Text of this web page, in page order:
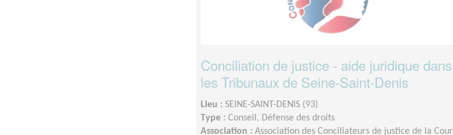
Conciliation de justice - aide juridique dans
les Tribunaux de Seine-Saint-Denis
Lieu : SEINE-SAINT-DENIS (93)
Type : Conseil, Défense des droits
Association : Association des Conciliateurs de justice de la Cour